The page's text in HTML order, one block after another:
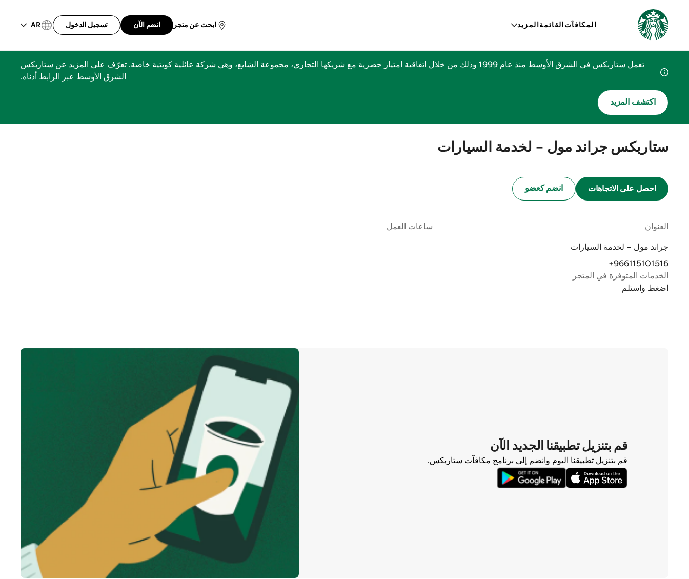
المكافآت القائمة المزيد ابحث عن متجر انضم الآن تسجيل الدخول AR
تعمل ستاربكس في الشرق الأوسط منذ عام 1999 وذلك من خلال اتفاقية امتياز حصرية مع شريكها التجاري، مجموعة الشايع، وهي شركة عائلية كويتية خاصة. تعرّف على المزيد عن ستاربكس
الشرق الأوسط عبر الرابط أدناه.
اكتشف المزيد
ستاربكس جراند مول - لخدمة السيارات
احصل على الاتجاهات انضم كعضو
العنوان
جراند مول - لخدمة السيارات
+966115101516
الخدمات المتوفرة في المتجر
اضغط واستلم
ساعات العمل
قم بتنزيل تطبيقنا الجديد الآن
قم بتنزيل تطبيقنا اليوم وانضم إلى برنامج مكافآت ستاربكس.